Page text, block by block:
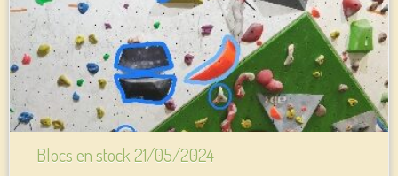
Blocs en stock 21/05/2024